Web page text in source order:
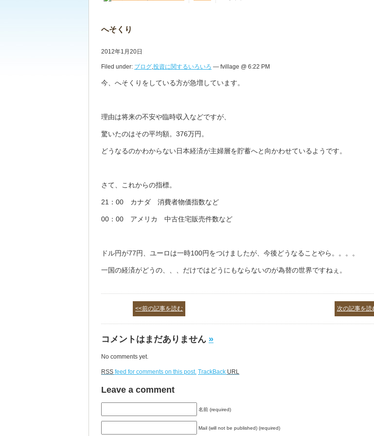
へそくり
2012年1月20日
Filed under: ブログ,投資に関するいろいろ — fvillage @ 6:22 PM
今、へそくりをしている方が急増しています。
理由は将来の不安や臨時収入などですが、
驚いたのはその平均額。376万円。
どうなるのかわからない日本経済が主婦層を貯蓄へと向かわせているようです。
さて、これからの指標。
21：00 カナダ 消費者物価指数など
00：00 アメリカ 中古住宅販売件数など
ドル円が77円、ユーロは一時100円をつけましたが、今後どうなることやら。。。。
一国の経済がどうの、、、だけではどうにもならないのが為替の世界ですねぇ。
<<前の記事を読む 次の記事を読
コメントはまだありません »
No comments yet.
RSS feed for comments on this post. TrackBack URL
Leave a comment
名前 (required)
Mail (will not be published) (required)